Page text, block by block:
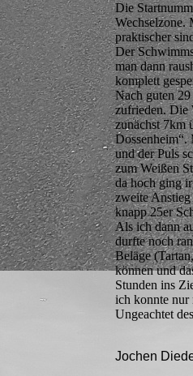
Die
Wechselzone.
praktischer
Der
man dann
komplett
Nach guten
zufrieden. Die
zunächst 7km
und der Puls
zum Weißen
da hoch ging
zweite
knapp 25er
Als ich dann
durfte noch
Beläge
können und
Stunden ins
ich konnte nur
Ungeachtet
Jochen